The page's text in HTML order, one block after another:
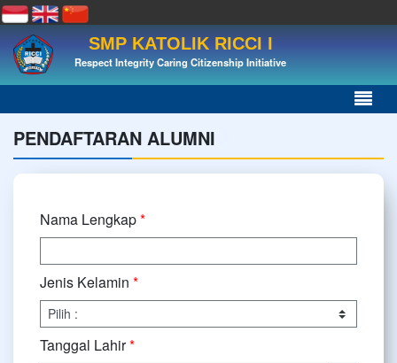
SMP KATOLIK RICCI I
Respect Integrity Caring Citizenship Initiative
PENDAFTARAN ALUMNI
Nama Lengkap*
Jenis Kelamin *
Tanggal Lahir*